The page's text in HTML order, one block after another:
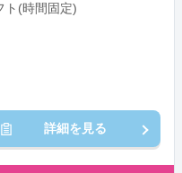
ト(時間固定)
詳細を見る